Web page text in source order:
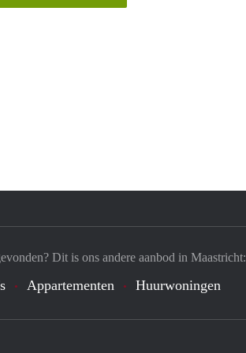
Dit is ons andere aanbod in Maastricht:
Appartementen Huurwoningen